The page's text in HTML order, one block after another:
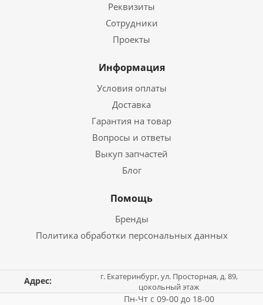
Реквизиты
Сотрудники
Проекты
Информация
Условия оплаты
Доставка
Гарантия на товар
Вопросы и ответы
Выкуп запчастей
Блог
Помощь
Бренды
Политика обработки персональных данных
Адрес:
г. Екатеринбург, ул. Просторная, д. 89,
цокольный этаж
Пн-Чт с 09-00 до 18-00